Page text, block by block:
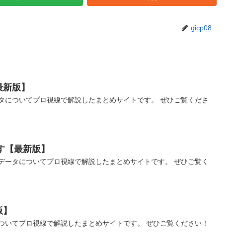
gicp08
版】
ついてプロ視線で解説したまとめサイトです。 ぜひご覧くださ
最新版】
タについてプロ視線で解説したまとめサイトです。 ぜひご覧く
てプロ視線で解説したまとめサイトです。 ぜひご覧ください！